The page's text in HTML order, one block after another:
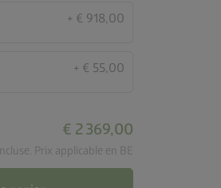
+ € 918,00
+ € 55,00
€ 2 369,00
Prix applicable en BE